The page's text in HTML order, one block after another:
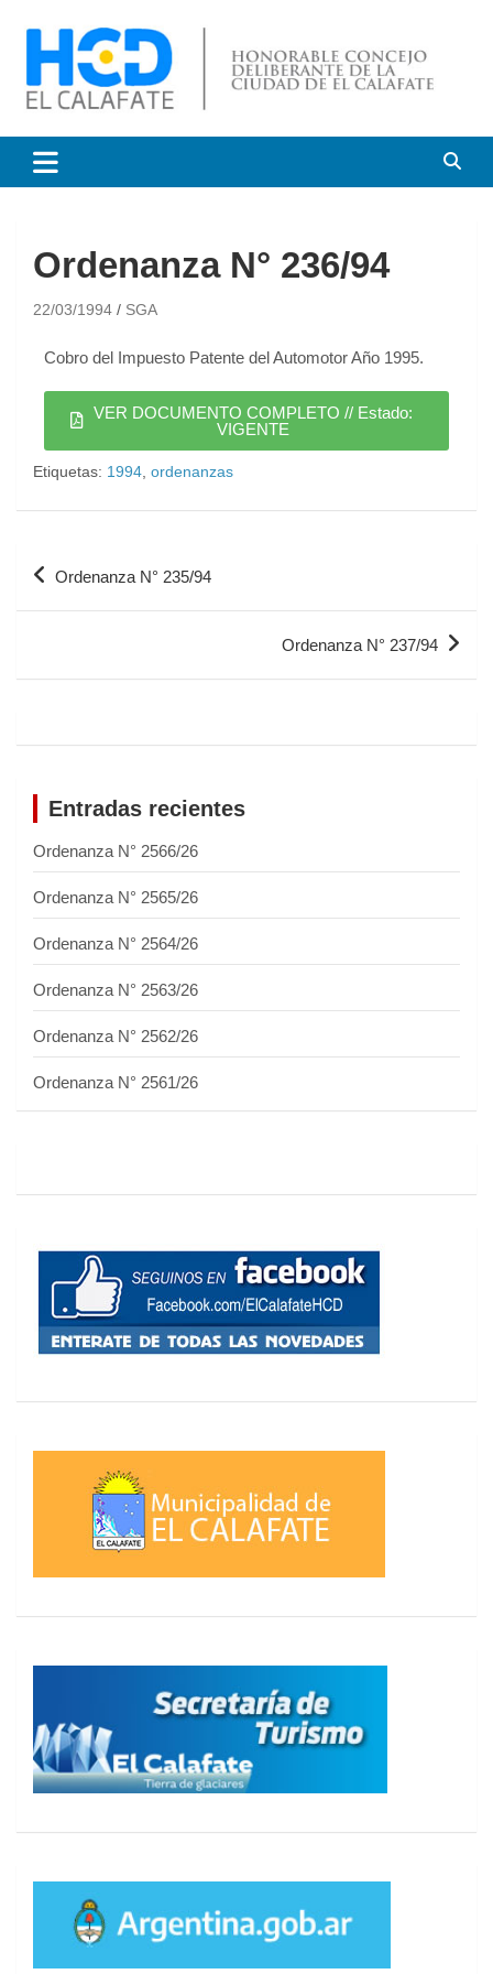
Honorable Concejo
Deliberante de El Calafate
Ordenanza N° 236/94
22/03/1994 SGA
Cobro del Impuesto Patente del Automotor Año 1995.
VER DOCUMENTO COMPLETO // Estado:
VIGENTE
Etiquetas: 1994 ordenanzas
Ordenanza N° 235/94
Ordenanza N° 237/94
Entradas recientes
Ordenanza N° 2566/26
Ordenanza N° 2565/26
Ordenanza N° 2564/26
Ordenanza N° 2563/26
Ordenanza N° 2562/26
Ordenanza N° 2561/26